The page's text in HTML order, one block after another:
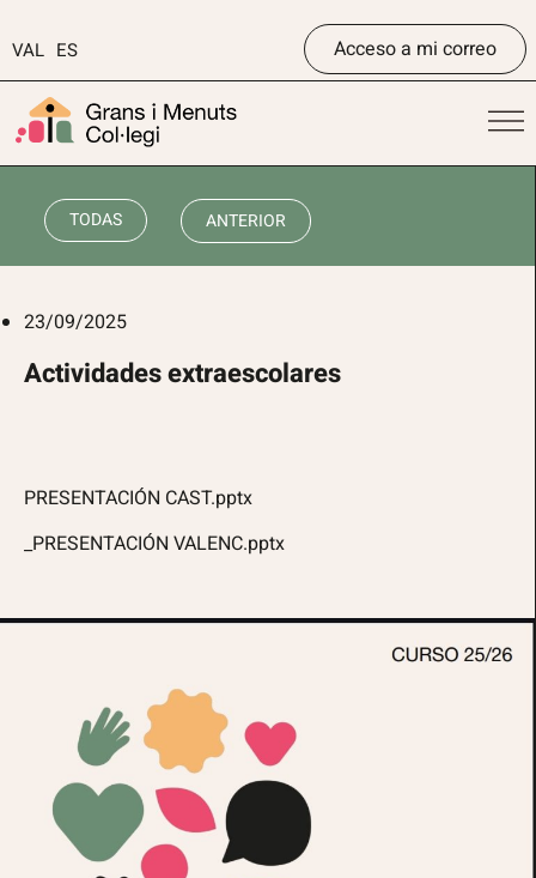
VAL ES Acceso a mi correo
TODAS ANTERIOR
23/09/2025
Actividades extraescolares
PRESENTACIÓN CAST.pptx
_PRESENTACIÓN VALENC.pptx